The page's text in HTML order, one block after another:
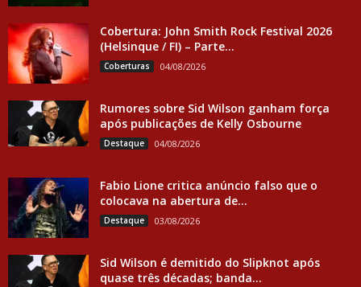
Cobertura: John Smith Rock Festival 2026
(Helsinque / FI) – Parte...
Coberturas 04/08/2026
Rumores sobre Sid Wilson ganham força
após publicações de Kelly Osbourne
Destaque 04/08/2026
Fabio Lione critica anúncio falso que o
colocava na abertura de...
Destaque 03/08/2026
Sid Wilson é demitido do Slipknot após
quase três décadas; banda...